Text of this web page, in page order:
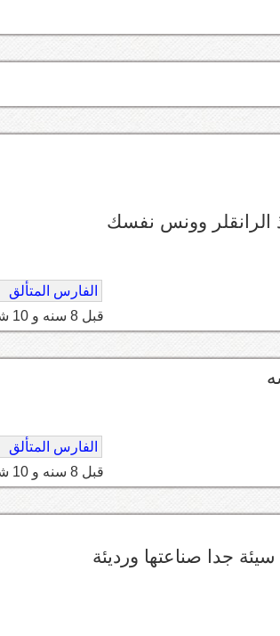
الرانقلر وونس نفسك
الفارس المتألق
قبل 8 سنه و 10 شهر
الفارس المتألق
قبل 8 سنه و 10 شهر
جدا صناعتها ورديئة